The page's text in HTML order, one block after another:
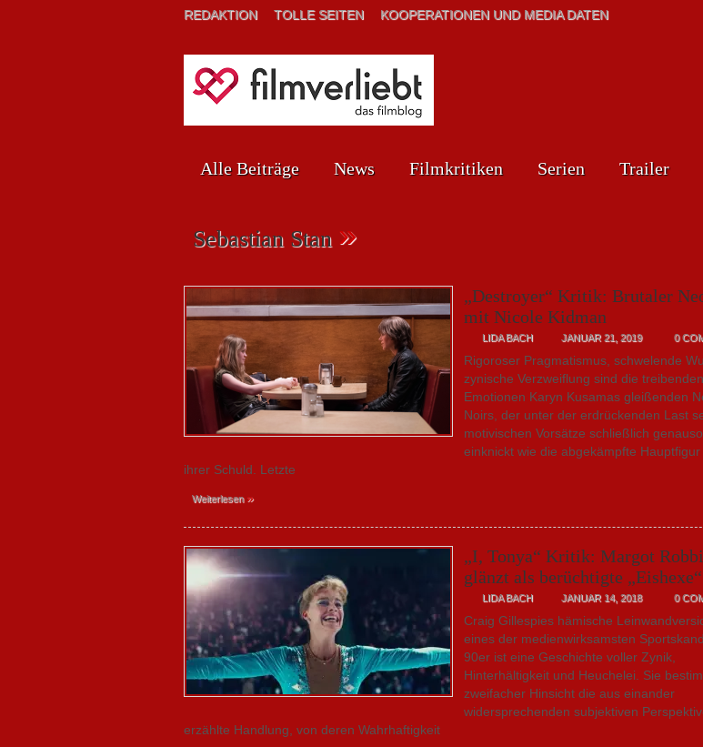
REDAKTION TOLLE SEITEN KOOPERATIONEN UND MEDIA DATEN
Alle Beiträge News Filmkritiken Serien Trailer
Sebastian Stan »
„Destroyer“ Kritik: Brutaler
mit Nicole Kidman
LIDA BACH JANUAR 21, 2019 0
Rigoroser Pragmatismus, schwelende
zynische Verzweiflung sind die treibenden
Emotionen Karyn Kusamas gleißenden
Noirs, der unter der erdrückenden Last
motivischen Vorsätze schließlich genauso
einknickt wie die abgekämpfte
ihrer Schuld. Letzte
Weiterlesen »
„I, Tonya“ Kritik: Margot
glänzt als berüchtigte „Eishexe“
LIDA BACH JANUAR 14, 2018 0
Craig Gillespies hämische
eines der medienwirksamsten
90er ist eine Geschichte voller Zynik,
Hinterhältigkeit und Heuchelei. Sie
zweifacher Hinsicht die aus einander
widersprechenden subjektiven
erzählte Handlung, von deren Wahrhaftigkeit